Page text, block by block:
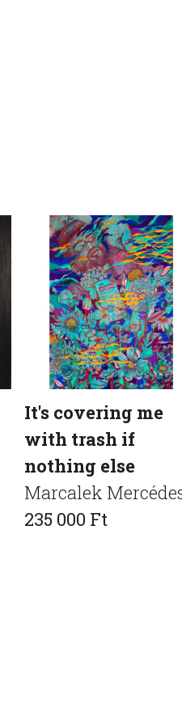
It's covering me
with trash if
nothing else
Marcalek
235 000 Ft